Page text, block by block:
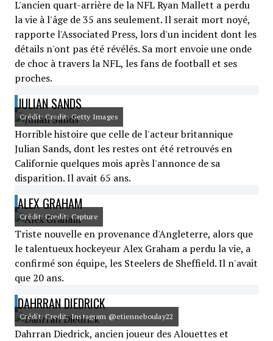
L'ancien quart-arrière de la NFL Ryan Mallett a perdu
la vie à l'âge de 35 ans seulement. Il serait mort noyé,
rapporte l'Associated Press, lors d'un incident dont les
détails n'ont pas été révélés. Sa mort envoie une onde
de choc à travers la NFL, les fans de football et ses
proches.
JULIAN SANDS
Crédit: Credit: Getty Images
Horrible histoire que celle de l'acteur britannique
Julian Sands, dont les restes ont été retrouvés en
Californie quelques mois après l'annonce de sa
disparition. Il avait 65 ans.
ALEX GRAHAM
Crédit: Credit: Capture
Triste nouvelle en provenance d'Angleterre, alors que
le talentueux hockeyeur Alex Graham a perdu la vie, a
confirmé son équipe, les Steelers de Sheffield. Il n'avait
que 20 ans.
DAHRRAN DIEDRICK
Crédit: Credit: Instagram @etienneboulay22
Dahrran Diedrick, ancien joueur des Alouettes et